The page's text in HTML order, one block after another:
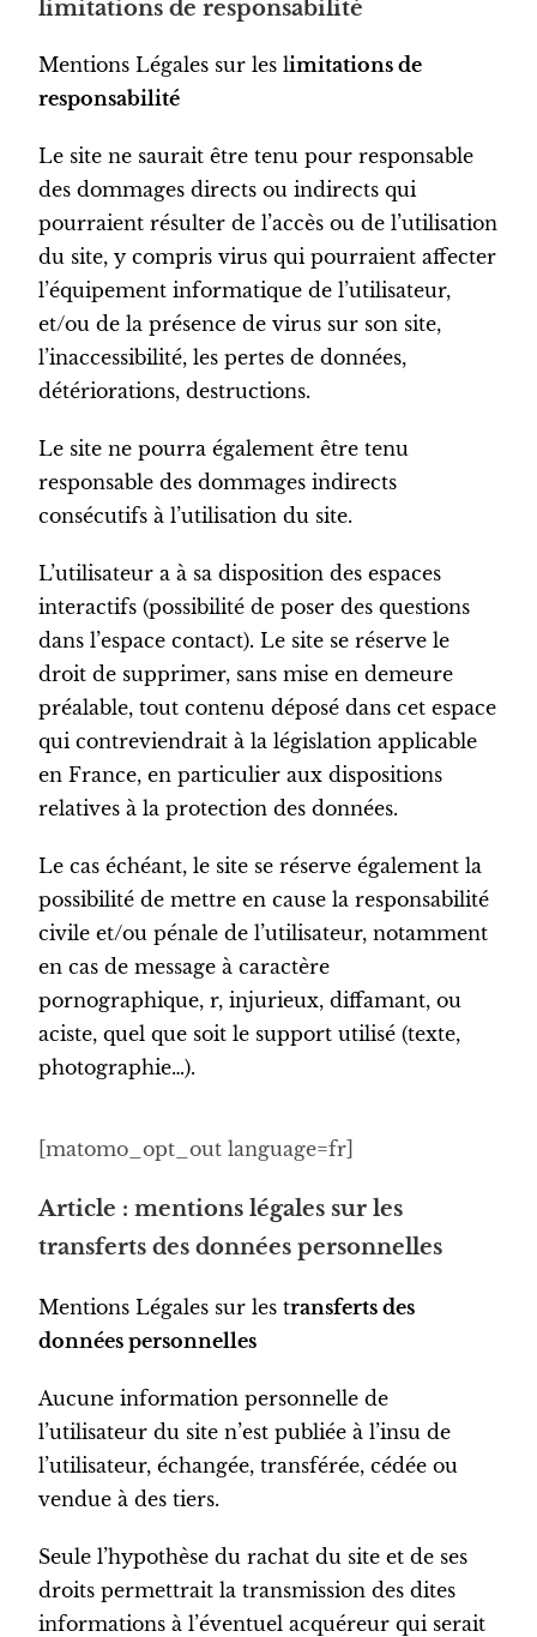
limitations de responsabilité
Mentions Légales sur les limitations de
responsabilité
Le site ne saurait être tenu pour responsable
des dommages directs ou indirects qui
pourraient résulter de l’accès ou de l’utilisation
du site, y compris virus qui pourraient affecter
l’équipement informatique de l’utilisateur,
et/ou de la présence de virus sur son site,
l’inaccessibilité, les pertes de données,
détériorations, destructions.
Le site ne pourra également être tenu
responsable des dommages indirects
consécutifs à l’utilisation du site.
L’utilisateur a à sa disposition des espaces
interactifs (possibilité de poser des questions
dans l’espace contact). Le site se réserve le
droit de supprimer, sans mise en demeure
préalable, tout contenu déposé dans cet espace
qui contreviendrait à la législation applicable
en France, en particulier aux dispositions
relatives à la protection des données.
Le cas échéant, le site se réserve également la
possibilité de mettre en cause la responsabilité
civile et/ou pénale de l’utilisateur, notamment
en cas de message à caractère
pornographique, r, injurieux, diffamant, ou
aciste, quel que soit le support utilisé (texte,
photographie…).
[matomo_opt_out language=fr]
Article : mentions légales sur les
transferts des données personnelles
Mentions Légales sur les transferts des
données personnelles
Aucune information personnelle de
l’utilisateur du site n’est publiée à l’insu de
l’utilisateur, échangée, transférée, cédée ou
vendue à des tiers.
Seule l’hypothèse du rachat du site et de ses
droits permettrait la transmission des dites
informations à l’éventuel acquéreur qui serait